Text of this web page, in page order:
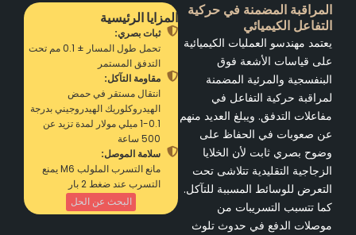
المراقبة المضمنة في حركية
التفاعل الكيميائي
يعتمد مهندسو العمليات الكيميائية
على قياسات الأشعة فوق
البنفسجية والمرئية المضمنة
لمراقبة حركية التفاعل في
مفاعلات التدفق. ويبلغ العديد منهم
عن صعوبات في الحفاظ على
وضوح بصري ثابت لأن الخلايا
الزجاجية التقليدية تتلاشى تحت
التعرض للوسائط المسببة للتآكل.
كما تتسبب التسريبات من
موصلات الدفع في حدوث تلوث
المزايا الرئيسية
ثبات بصري:
تحمل طول المسار ± 0.1 مم تحت
التدفق المستمر
مقاومة التآكل:
انتقال مستقر في حمض
الهيدروكلوريك الهيدروجيني بدرجة
0.1-1 ميلي مولار لمدة تزيد عن
500 ساعة
سلامة الموصل:
مانع التسرب الملولب M6 يمنع
التسرب عند ضغط 2 بار
البحث عن الحل